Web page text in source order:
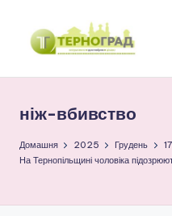
Перейти
р
н
г
цікаво
ніж-вбивство
Домашня 2025 Грудень
17
На Тернопільщині чоловіка